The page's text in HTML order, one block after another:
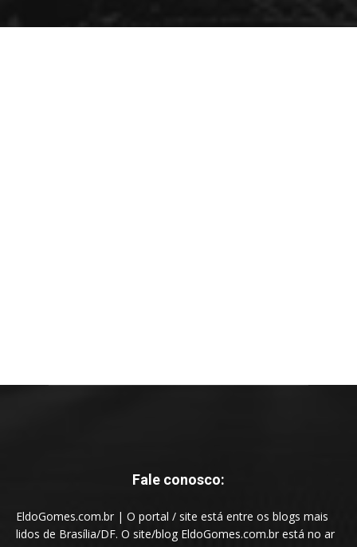
Fale conosco:
EldoGomes.com.br | O portal / site está entre os blogs mais
lidos de Brasília/DF. O site/blog EldoGomes.com.br está no ar